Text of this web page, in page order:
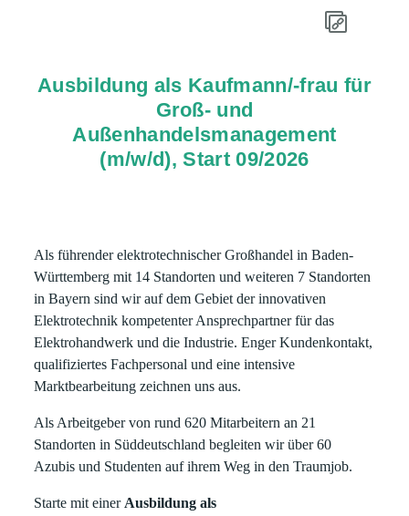
Ausbildung als Kaufmann/-frau für
Groß- und
Außenhandelsmanagement
(m/w/d), Start 09/2026
Als führender elektrotechnischer Großhandel in Baden-
Württemberg mit 14 Standorten und weiteren 7 Standorten
in Bayern sind wir auf dem Gebiet der innovativen
Elektrotechnik kompetenter Ansprechpartner für das
Elektrohandwerk und die Industrie. Enger Kundenkontakt,
qualifiziertes Fachpersonal und eine intensive
Marktbearbeitung zeichnen uns aus.
Als Arbeitgeber von rund 620 Mitarbeitern an 21
Standorten in Süddeutschland begleiten wir über 60
Azubis und Studenten auf ihrem Weg in den Traumjob.
Starte mit einer Ausbildung als